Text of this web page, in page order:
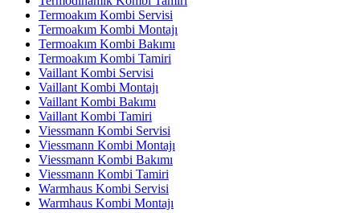
Termoakım Kombi Servisi
Termoakım Kombi Montajı
Termoakım Kombi Bakımı
Termoakım Kombi Tamiri
Vaillant Kombi Servisi
Vaillant Kombi Montajı
Vaillant Kombi Bakımı
Vaillant Kombi Tamiri
Viessmann Kombi Servisi
Viessmann Kombi Montajı
Viessmann Kombi Bakımı
Viessmann Kombi Tamiri
Warmhaus Kombi Servisi
Warmhaus Kombi Montajı